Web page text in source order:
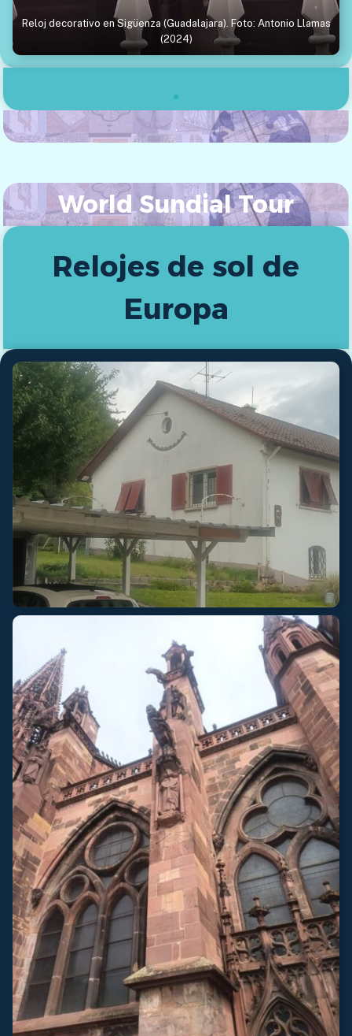
Reloj decorativo en Sigüenza (Guadalajara). Foto: Antonio Llamas
(2024)
.
.
World Sundial Tour
Relojes de sol de
Europa